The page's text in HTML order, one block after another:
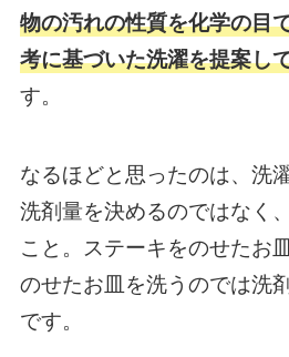
物の汚れの性質を化学の目
考に基づいた洗濯を提案し
す。
なるほどと思ったのは、洗
洗剤量を決めるのではなく
こと。ステーキをのせたお
のせたお皿を洗うのでは洗
です。